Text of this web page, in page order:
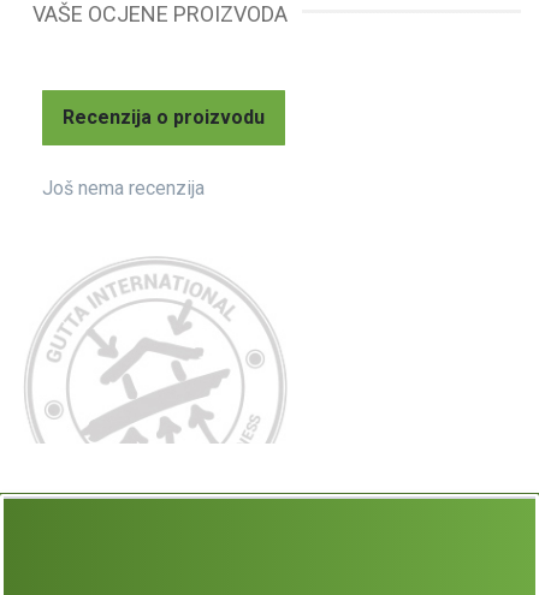
VAŠE OCJENE PROIZVODA
Recenzija o proizvodu
Još nema recenzija